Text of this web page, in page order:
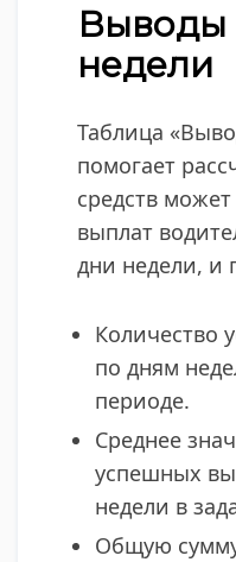
Выводы
недели​
Таблица
помогает
средств
выплат
дни недели, и
Количество
по дням
периоде.
Среднее
успешных
недели в
Общую